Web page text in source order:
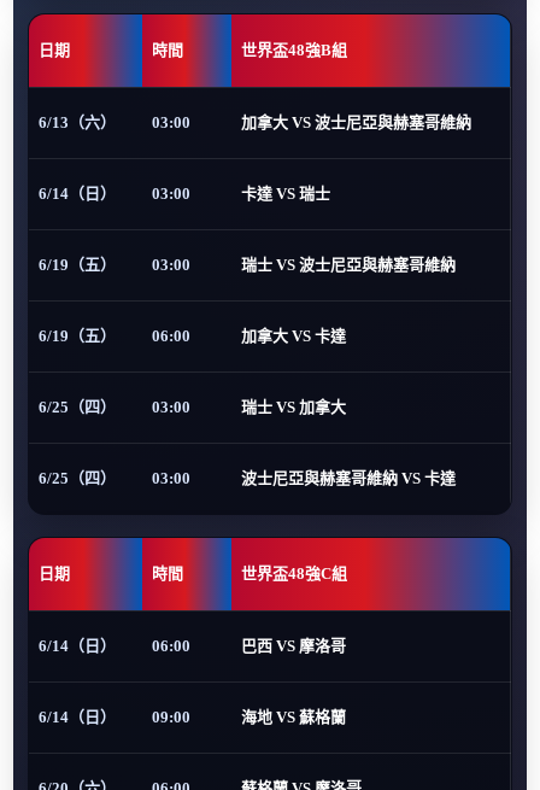
日期 時間 世界盃48強B組
6/13（六） 03:00 加拿大 VS 波士尼亞與赫塞哥維納
6/14（日） 03:00 卡達 VS 瑞士
6/19（五） 03:00 瑞士 VS 波士尼亞與赫塞哥維納
6/19（五） 06:00 加拿大 VS 卡達
6/25（四） 03:00 瑞士 VS 加拿大
6/25（四） 03:00 波士尼亞與赫塞哥維納 VS 卡達
日期 時間 世界盃48強C組
6/14（日） 06:00 巴西 VS 摩洛哥
6/14（日） 09:00 海地 VS 蘇格蘭